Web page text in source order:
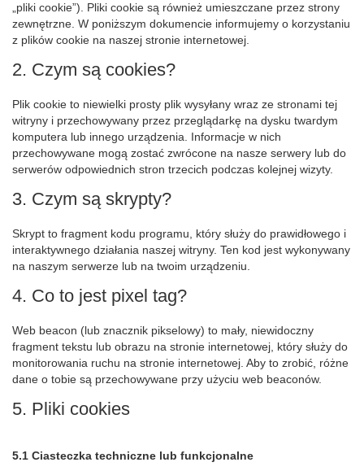
„pliki cookie”). Pliki cookie są również umieszczane przez strony
zewnętrzne. W poniższym dokumencie informujemy o korzystaniu
z plików cookie na naszej stronie internetowej.
2. Czym są cookies?
Plik cookie to niewielki prosty plik wysyłany wraz ze stronami tej
witryny i przechowywany przez przeglądarkę na dysku twardym
komputera lub innego urządzenia. Informacje w nich
przechowywane mogą zostać zwrócone na nasze serwery lub do
serwerów odpowiednich stron trzecich podczas kolejnej wizyty.
3. Czym są skrypty?
Skrypt to fragment kodu programu, który służy do prawidłowego i
interaktywnego działania naszej witryny. Ten kod jest wykonywany
na naszym serwerze lub na twoim urządzeniu.
4. Co to jest pixel tag?
Web beacon (lub znacznik pikselowy) to mały, niewidoczny
fragment tekstu lub obrazu na stronie internetowej, który służy do
monitorowania ruchu na stronie internetowej. Aby to zrobić, różne
dane o tobie są przechowywane przy użyciu web beaconów.
5. Pliki cookies
5.1 Ciasteczka techniczne lub funkcjonalne